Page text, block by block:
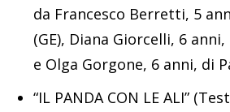
da Francesco Berretti, 5
(GE), Diana Giorcelli, 6
e Olga Gorgone, 6 anni, di
“IL PANDA CON LE ALI”